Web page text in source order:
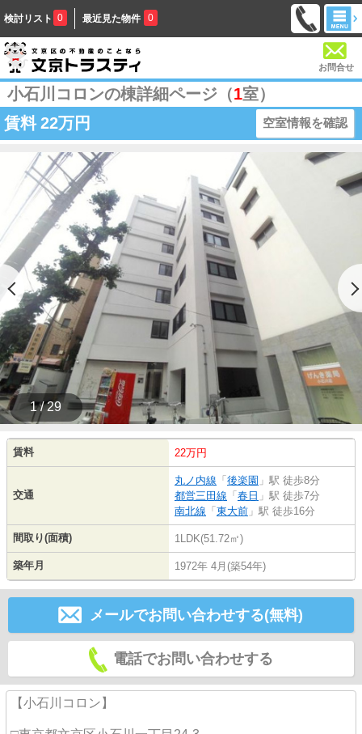
検討リスト 0 最近見た物件 0
お問合せ
小石川コロンの棟詳細ページ（1室）
賃料 22万円 空室情報を確認
1 / 29
賃料 22万円
交通
丸ノ内線 「 後楽園 」駅 徒歩8分
都営三田線 「 春日 」駅 徒歩7分
南北線 「 東大前 」駅 徒歩16分
間取り(面積) 1LDK(51.72㎡)
築年月 1972年 4月(築54年)
メールでお問い合わせする(無料)
電話でお問い合わせする
【小石川コロン】